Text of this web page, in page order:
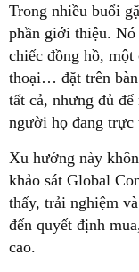
Trong nhiều buổi
phần giới thiệu.
chiếc đồng hồ,
thoại… đặt trên
tất cả, nhưng đủ
người họ đang trực
Xu hướng này
khảo sát Global
thấy, trải nghiệm
đến quyết định
cao.